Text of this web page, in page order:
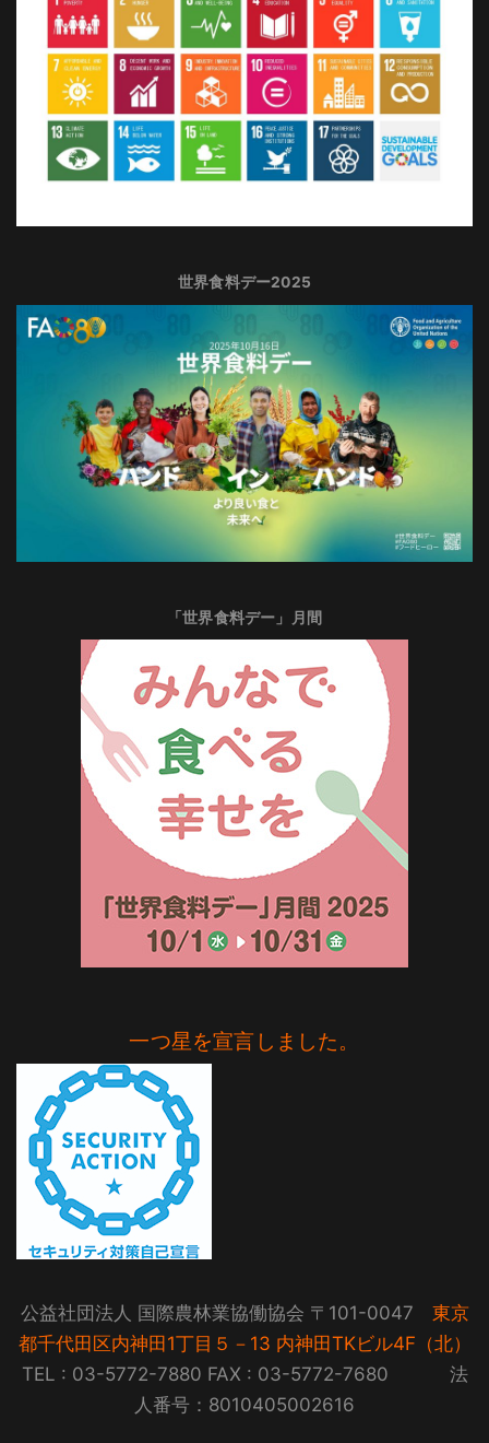
世界食料デー2025
「世界食料デー」月間
一つ星を宣言しました。
公益社団法人 国際農林業協働協会 〒101-0047 東京
都千代田区内神田1丁目５－13 内神田TKビル4F（北）
TEL : 03-5772-7880 FAX : 03-5772-7680 法
人番号：8010405002616